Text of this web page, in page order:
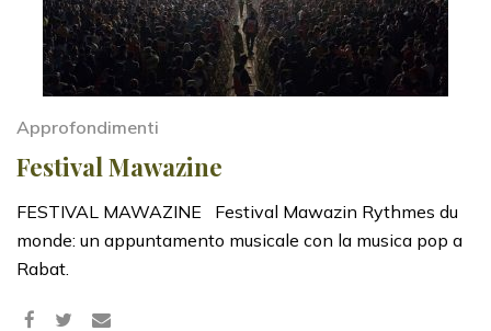
Approfondimenti
Festival Mawazine
FESTIVAL MAWAZINE Festival Mawazin Rythmes du
monde: un appuntamento musicale con la musica pop a
Rabat.
Share Tweet